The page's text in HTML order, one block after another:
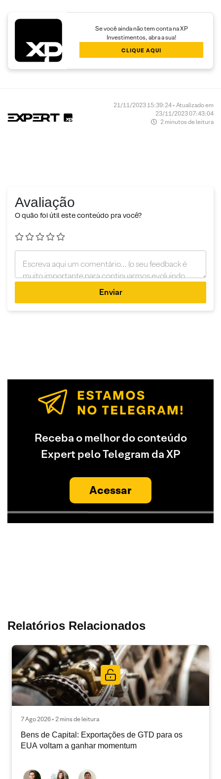
Se você ainda não tem conta na XP
Investimentos, abra a sua!
CLIQUE AQUI
21/11/2023 15:39:24 • Atualizado em
23/11/2023 07:43:04
2 minutos de leitura
Avaliação
O quão foi útil este conteúdo pra você?
Enviar
Receba o melhor do conteúdo
Expert pelo Telegram da XP
Acessar
Relatórios Relacionados
7 Ago 2026 • 2 mins de leitura
Bens de Capital: Exportações de GTD para os
EUA voltam a ganhar momentum